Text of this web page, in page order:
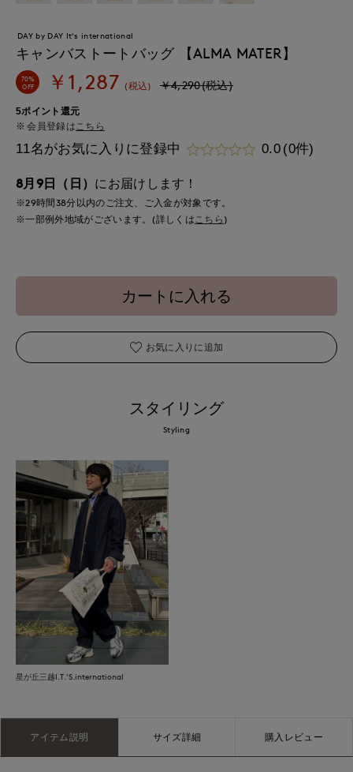
DAY by DAY It's international
キャンバストートバッグ 【ALMA MATER】
70%
OFF ￥1,287 (税込) ￥4,290(税込)
5ポイント還元
会員登録は こちら
11名がお気に入りに登録中 0.0 (0件)
8月9日（日） にお届けします！
※29時間38分以内のご注文、ご入金が対象です。
※一部例外地域がございます。(詳しくはこちら )
カートに入れる
お気に入りに追加
スタイリング
Styling
星が丘三越I.T.'S.international
アイテム説明 サイズ詳細 購入レビュー